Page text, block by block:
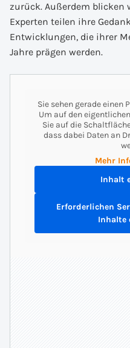
zurück. Außerdem
Experten teilen ihre
Entwicklungen, die ihrer
Jahre prägen werden.
Sie sehen gerade
Um auf den
Sie auf die
dass dabei Daten an
Mehr
Inhalt
Erforderlichen
Inhalte